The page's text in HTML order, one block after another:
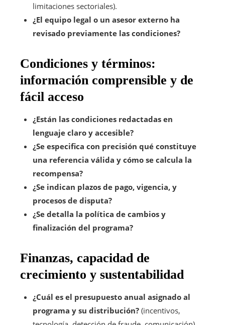
limitaciones sectoriales).
¿El equipo legal o un asesor externo ha
revisado previamente las condiciones?
Condiciones y términos:
información comprensible y de
fácil acceso
¿Están las condiciones redactadas en
lenguaje claro y accesible?
¿Se especifica con precisión qué constituye
una referencia válida y cómo se calcula la
recompensa?
¿Se indican plazos de pago, vigencia, y
procesos de disputa?
¿Se detalla la política de cambios y
finalización del programa?
Finanzas, capacidad de
crecimiento y sustentabilidad
¿Cuál es el presupuesto anual asignado al
programa y su distribución? (incentivos,